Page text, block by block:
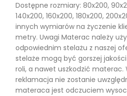
Dostępne rozmiary: 80x200,
140x200, 160x200, 180x200,
innych wymiarów na życzenie
metry. Uwagi Materac należy
odpowiednim stelażu z naszej
stelaże mogą być gorszej jakości
roli, a nawet uszkodzić materac.
reklamacja nie zostanie
materaca jest odczuciem